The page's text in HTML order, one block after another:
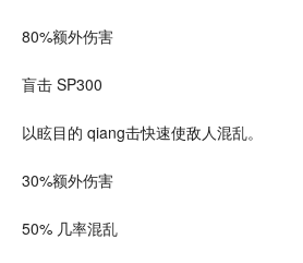
80%额外伤害
盲击 SP300
以眩目的 qiang击快速使敌人混乱。
30%额外伤害
50% 几率混乱